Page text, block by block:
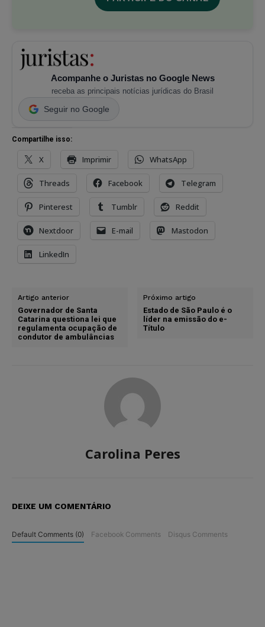
Acompanhe o Juristas no Google News
receba as principais notícias jurídicas do Brasil
Seguir no Google
Compartilhe isso:
X Imprimir WhatsApp
Threads Facebook Telegram
Pinterest Tumblr Reddit
Nextdoor E-mail Mastodon
LinkedIn
Artigo anterior
Governador de Santa
Catarina questiona lei que
regulamenta ocupação de
condutor de ambulâncias
Próximo artigo
Estado de São Paulo é o
líder na emissão do e-
Título
Carolina Peres
DEIXE UM COMENTÁRIO
Default Comments (0) Facebook Comments Disqus Comments